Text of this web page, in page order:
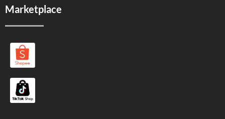
Marketplace